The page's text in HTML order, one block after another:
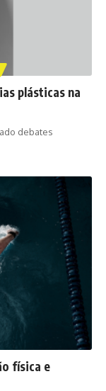
plásticas na
debates
física e